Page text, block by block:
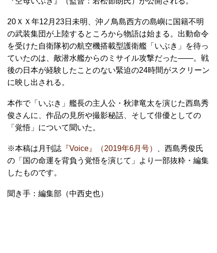
20ＸＸ年12月23日未明、沖ノ鳥島西方の島嶼に国籍不明
の武装集団が上陸するところから物語は始まる。出動命令
を受けた自衛隊初の航空機搭載型護衛艦「いぶき」を待っ
ていたのは、敵潜水艦からのミサイル攻撃だった――。戦
後の日本が経験したことのない緊迫の24時間がスクリーン
に映し出される。
本作で「いぶき」艦長の主人公・秋津竜太を演じた西島秀
俊さんに、作品の見所や撮影秘話、そして俳優としての
「覚悟」について聞いた。
※本稿は月刊誌 『Voice』（2019年6月号）
、西島秀俊氏
の「国の命運を背負う覚悟を演じて」より一部抜粋・編集
したものです。
聞き手：編集部（中西史也）